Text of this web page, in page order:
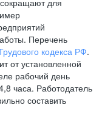
для
Перечень
кодекса РФ.
от установленной
рабочий день
часа. Работодатель
составить